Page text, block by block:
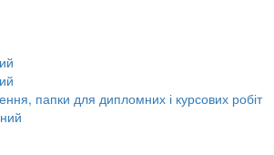
папки для дипломних і курсових робіт